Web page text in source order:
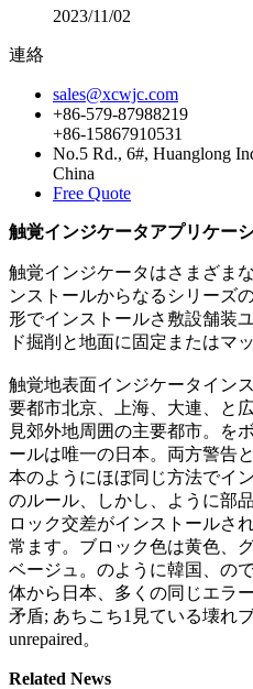
2023/11/02
連絡
sales@xcwjc.com
+86-579-87988219
+86-15867910531
No.5 Rd., 6#, Huanglong
China
Free Quote
触覚インジケータアプリケー
触覚インジケータはさまざま
ンストールからなるシリーズ
形でインストールさ敷設舗装
ド掘削と地面に固定またはマ
触覚地表面インジケータイン
要都市北京、上海、大連、と
見郊外地周囲の主要都市。を
ールは唯一の日本。両方警告
本のようにほぼ同じ方法でイ
のルール、しかし、ように部
ロック交差がインストールさ
常ます。ブロック色は黄色、
ベージュ。のように韓国、の
体から日本、多くの同じエラ
矛盾; あちこち1見ている壊れ
unrepaired。
Related News